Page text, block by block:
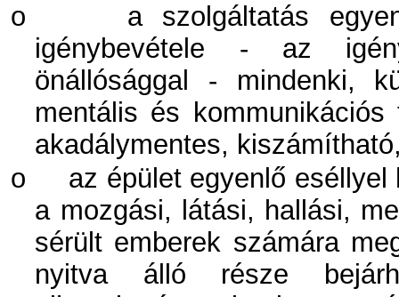
o
a szolgáltatás
igénybevétele - az
önállósággal - mindenki,
mentális és
akadálymentes,
o
az épület egyenlő
a mozgási, látási, hallási,
sérült emberek számára
nyitva álló része